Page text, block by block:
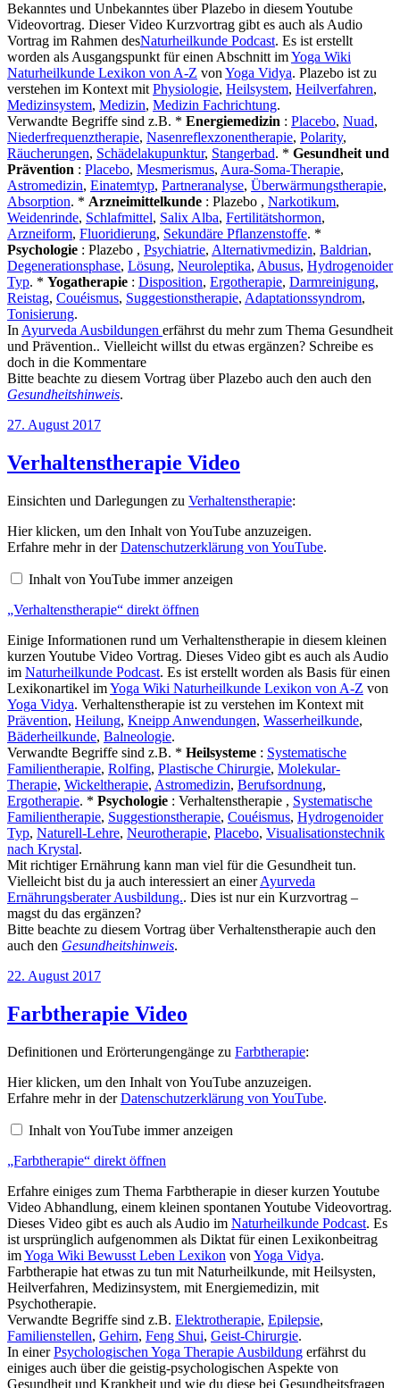
Bekanntes und Unbekanntes über Plazebo in diesem Youtube
Videovortrag. Dieser Video Kurzvortrag gibt es auch als Audio
Vortrag im Rahmen desNaturheilkunde Podcast. Es ist erstellt
worden als Ausgangspunkt für einen Abschnitt imYoga Wiki
Naturheilkunde Lexikon von A-Z von Yoga Vidya. Plazebo ist zu
verstehen im Kontext mit Physiologie, Heilsystem, Heilverfahren,
Medizinsystem, Medizin, Medizin Fachrichtung.
Verwandte Begriffe sind z.B. * Energiemedizin : Placebo, Nuad,
Niederfrequenztherapie, Nasenreflexzonentherapie, Polarity,
Räucherungen, Schädelakupunktur, Stangerbad. * Gesundheit und
Prävention : Placebo, Mesmerismus, Aura-Soma-Therapie,
Astromedizin, Einatemtyp, Partneranalyse, Überwärmungstherapie,
Absorption. * Arzneimittelkunde : Plazebo , Narkotikum,
Weidenrinde, Schlafmittel, Salix Alba, Fertilitätshormon,
Arzneiform, Fluoridierung, Sekundäre Pflanzenstoffe. *
Psychologie : Plazebo , Psychiatrie, Alternativmedizin, Baldrian,
Degenerationsphase, Lösung, Neuroleptika, Abusus, Hydrogenoider
Typ. * Yogatherapie : Disposition, Ergotherapie, Darmreinigung,
Reistag, Couéismus, Suggestionstherapie, Adaptationssyndrom,
Tonisierung.
In Ayurveda Ausbildungen erfährst du mehr zum Thema Gesundheit
und Prävention.. Vielleicht willst du etwas ergänzen? Schreibe es
doch in die Kommentare
Bitte beachte zu diesem Vortrag über Plazebo auch den auch den
Gesundheitshinweis.
Veröffentlicht
27. August 2017
Verhaltenstherapie Video
Einsichten und Darlegungen zu Verhaltenstherapie:
„Verhaltenstherapie“
von
YouTube
Hier klicken, um den Inhalt von YouTube anzuzeigen.
Erfahre mehr in derDatenschutzerklärung von YouTube.
Inhalt von YouTube immer anzeigen
„Verhaltenstherapie“ direkt öffnen
Einige Informationen rund um Verhaltenstherapie in diesem kleinen
kurzen Youtube Video Vortrag. Dieses Video gibt es auch als Audio
im Naturheilkunde Podcast. Es ist erstellt worden als Basis für einen
Lexikonartikel imYoga Wiki Naturheilkunde Lexikon von A-Z von
Yoga Vidya. Verhaltenstherapie ist zu verstehen im Kontext mit
Prävention, Heilung, Kneipp Anwendungen, Wasserheilkunde,
Bäderheilkunde, Balneologie.
Verwandte Begriffe sind z.B. * Heilsysteme : Systematische
Familientherapie, Rolfing, Plastische Chirurgie, Molekular-
Therapie, Wickeltherapie, Astromedizin, Berufsordnung,
Ergotherapie. * Psychologie : Verhaltenstherapie , Systematische
Familientherapie, Suggestionstherapie, Couéismus, Hydrogenoider
Typ, Naturell-Lehre, Neurotherapie, Placebo, Visualisationstechnik
nach Krystal.
Mit richtiger Ernährung kann man viel für die Gesundheit tun.
Vielleicht bist du ja auch interessiert an einerAyurveda
Ernährungsberater Ausbildung.. Dies ist nur ein Kurzvortrag –
magst du das ergänzen?
Bitte beachte zu diesem Vortrag über Verhaltenstherapie auch den
auch den Gesundheitshinweis.
Veröffentlicht
22. August 2017
Farbtherapie Video
Definitionen und Erörterungengänge zu Farbtherapie:
„Farbtherapie“
von
YouTube
Hier klicken, um den Inhalt von YouTube anzuzeigen.
Erfahre mehr in derDatenschutzerklärung von YouTube.
Inhalt von YouTube immer anzeigen
„Farbtherapie“ direkt öffnen
Erfahre einiges zum Thema Farbtherapie in dieser kurzen Youtube
Video Abhandlung, einem kleinen spontanen Youtube Videovortrag.
Dieses Video gibt es auch als Audio im Naturheilkunde Podcast. Es
ist ursprünglich aufgenommen als Diktat für einen Lexikonbeitrag
imYoga Wiki Bewusst Leben Lexikon von Yoga Vidya.
Farbtherapie hat etwas zu tun mit Naturheilkunde, mit Heilsysten,
Heilverfahren, Medizinsystem, mit Energiemedizin, mit
Psychotherapie.
Verwandte Begriffe sind z.B. Elektrotherapie, Epilepsie,
Familienstellen, Gehirn, Feng Shui, Geist-Chirurgie.
In einerPsychologischen Yoga Therapie Ausbildung erfährst du
einiges auch über die geistig-psychologischen Aspekte von
Gesundheit und Krankheit und wie du diese bei Gesundheitsfragen